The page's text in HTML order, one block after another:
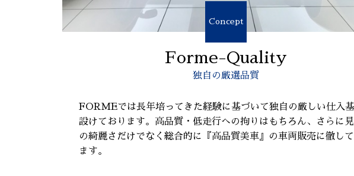
Concept
Forme-Quality
独自の厳選品質
FORMEでは長年培ってきた経験に基づいて独自の厳しい仕入
設けております。高品質・低走行への拘りはもちろん、さらに
の綺麗さだけでなく総合的に『高品質美車』の車両販売に徹して
ます。